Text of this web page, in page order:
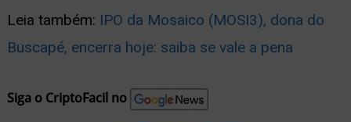
Leia também: IPO da Mosaico (MOSI3), dona do
Buscapé, encerra hoje: saiba se vale a pena
Siga o CriptoFacil no